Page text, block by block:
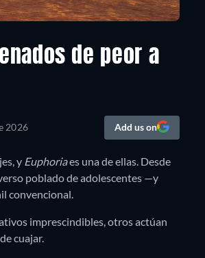
de peor a
2026 Add us on
y Euphoriaes una de ellas. Desde
poblado de adolescentes —y
convencional.
imprescindibles, otros actúan
cuajar.